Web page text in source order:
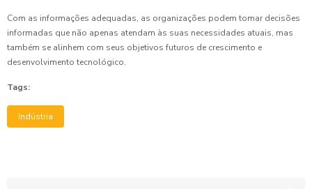
Com as informações adequadas, as organizações podem tomar decisões
informadas que não apenas atendam às suas necessidades atuais, mas
também se alinhem com seus objetivos futuros de crescimento e
desenvolvimento tecnológico.
Tags:
Indústria